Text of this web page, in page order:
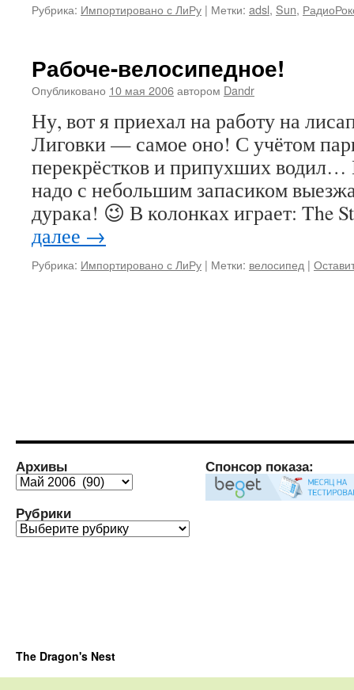
Рубрика: Импортировано с ЛиРу | Метки: adsl, Sun,
Рабоче-велосипедное!
Опубликовано 10 мая 2006автором Dandr
Ну, вот я приехал на работу на
Лиговки — самое оно! С учётом
перекрёстков и припухших
надо с небольшим запасиком
дурака! 😉 В колонках играет: The
далее →
Рубрика: Импортировано с ЛиРу | Метки: велосипед |
Архивы
Архивы
Рубрики
Рубрики
Спонсор показа:
The Dragon's Nest